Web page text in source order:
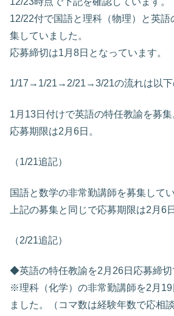
12/22付で国語と理科（物理）と英語
集していました。
応募締切は1月8日となっています。
1/17→1/21→2/21→3/21の流れは以下
1月13日付けで英語の特任教諭を募集
応募期限は2月6日。
（1/21追記）
国語と数学の非常勤講師を募集してい
上記の募集と同じで応募期限は2月6日
（2/21追記）
◆英語の特任教諭を2月26日応募締切
※理科（化学）の非常勤講師を2月
ました。（コマ数は経験年数で応相談